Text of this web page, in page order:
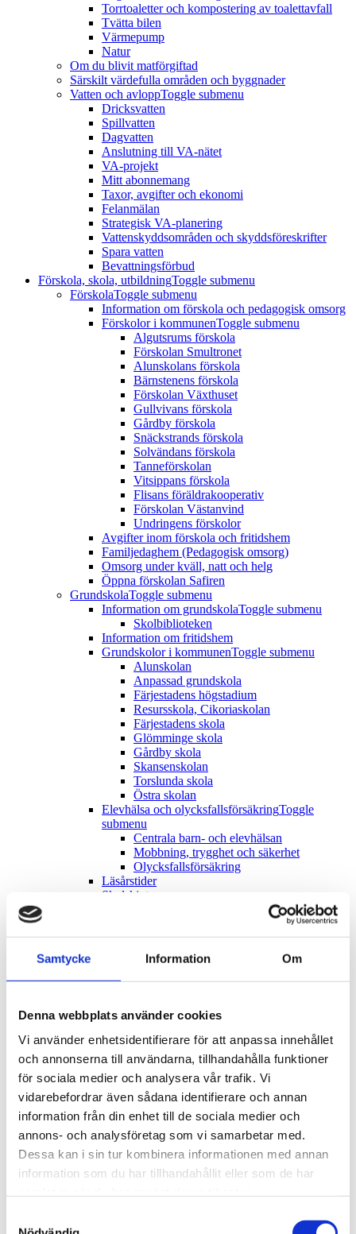
Torrtoaletter och kompostering av toalettavfall
Tvätta bilen
Värmepump
Natur
Om du blivit matförgiftad
Särskilt värdefulla områden och byggnader
Vatten och avloppToggle submenu
Dricksvatten
Spillvatten
Dagvatten
Anslutning till VA-nätet
VA-projekt
Mitt abonnemang
Taxor, avgifter och ekonomi
Felanmälan
Strategisk VA-planering
Vattenskyddsområden och skyddsföreskrifter
Spara vatten
Bevattningsförbud
Förskola, skola, utbildningToggle submenu
FörskolaToggle submenu
Information om förskola och pedagogisk omsorg
Förskolor i kommunenToggle submenu
Algutsrums förskola
Förskolan Smultronet
Alunskolans förskola
Bärnstenens förskola
Förskolan Växthuset
Gullvivans förskola
Gårdby förskola
Snäckstrands förskola
Solvändans förskola
Tanneförskolan
Vitsippans förskola
Flisans föräldrakooperativ
Förskolan Västanvind
Undringens förskolor
Avgifter inom förskola och fritidshem
Familjedaghem (Pedagogisk omsorg)
Omsorg under kväll, natt och helg
Öppna förskolan Safiren
GrundskolaToggle submenu
Information om grundskolaToggle submenu
Skolbiblioteken
Information om fritidshem
Grundskolor i kommunenToggle submenu
Alunskolan
Anpassad grundskola
Färjestadens högstadium
Resursskola, Cikoriaskolan
Färjestadens skola
Glömminge skola
Gårdby skola
Skansenskolan
Torslunda skola
Östra skolan
Elevhälsa och olycksfallsförsäkringToggle
submenu
Centrala barn- och elevhälsan
Mobbning, trygghet och säkerhet
Olycksfallsförsäkring
Läsårstider
Skolskjuts
Utbildning i svenska för invandrare (sfi)
Kulturskolan
Mat i skola och förskola
Våra skolportaler
fritidshem?
Samhällsplanering och trafikToggle submenu
Översiktsplanering och planprogramToggle submenu
PlanprogramToggle submenu
Vad är ett planprogram?
Godkända planprogram
Kommunala styrdokument för
samhällsplaneringen
Översiktsplan
Mark och exploateringToggle submenu
Nytt område för företag och verksamheter
Glömminge Backe
Grannemedgivande
DetaljplanerToggle submenu
Samtycke Information Om
Denna webbplats använder cookies
Vi använder enhetsidentifierare för att anpassa innehållet
och annonserna till användarna, tillhandahålla funktioner
för sociala medier och analysera vår trafik. Vi
vidarebefordrar även sådana identifierare och annan
information från din enhet till de sociala medier och
annons- och analysföretag som vi samarbetar med.
Dessa kan i sin tur kombinera informationen med annan
information som du har tillhandahållit eller som de har